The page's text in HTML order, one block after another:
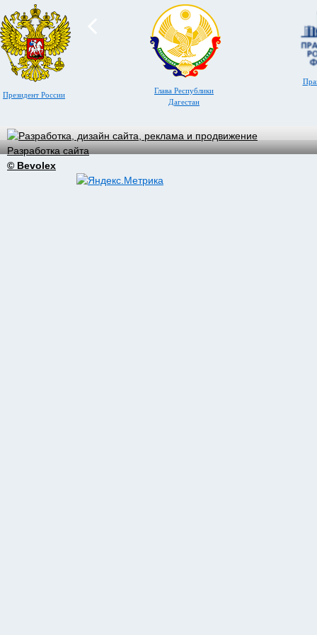
Президент России
Глава Республики
Дагестан
Разработка сайта
© Bevolex